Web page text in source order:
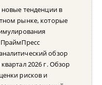
тенденции в
рынке, которые
обзор
2026 г. Обзор
рисков и